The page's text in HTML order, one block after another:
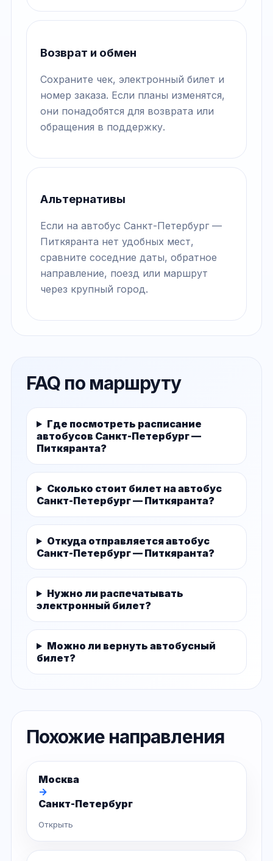
Возврат и обмен
Сохраните чек, электронный билет и
номер заказа. Если планы изменятся,
они понадобятся для возврата или
обращения в поддержку.
Альтернативы
Если на автобус Санкт-Петербург —
Питкяранта нет удобных мест,
сравните соседние даты, обратное
направление, поезд или маршрут
через крупный город.
FAQ по маршруту
Где посмотреть расписание
автобусов Санкт-Петербург —
Питкяранта?
Сколько стоит билет на автобус
Санкт-Петербург — Питкяранта?
Откуда отправляется автобус
Санкт-Петербург — Питкяранта?
Нужно ли распечатывать
электронный билет?
Можно ли вернуть автобусный
билет?
Похожие направления
Москва
→
Санкт-Петербург
Открыть